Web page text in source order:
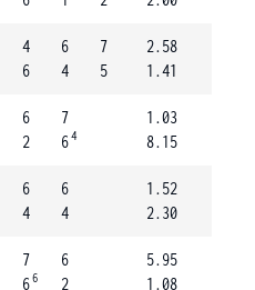
4
6
6
4
7
5
2.58
1.41
6
2
7
64
1.03
8.15
6
4
6
4
1.52
2.30
7
66
6
2
5.95
1.08